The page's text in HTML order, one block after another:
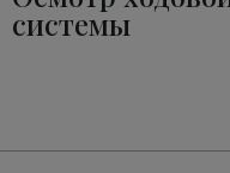
системы